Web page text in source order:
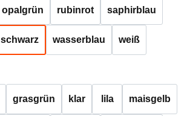
opalgrün rubinrot saphirblau
schwarz wasserblau weiß
grasgrün klar lila maisgelb